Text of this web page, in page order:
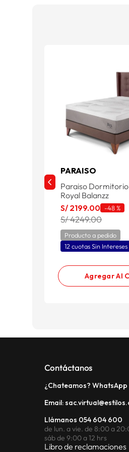
PARAISO
Paraiso
Royal Balanzz
S/ 2199.00 -48 %
S/ 4249.00
Producto a pedido
12 cuotas Sin Intereses
Agregar Al
Contáctanos
¿Chateamos? WhatsApp
Email:
Llámanos 054 604 600
de lun. a vie. de 8:00 a
sáb de 9:00 a 12 hrs
Libro de reclamaciones